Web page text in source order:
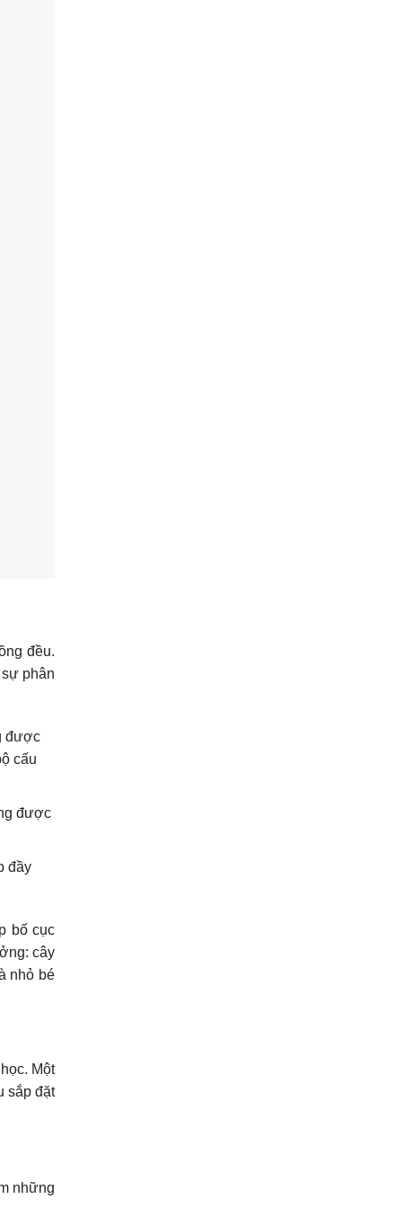
đều.
phân
được
cấu
được
đầy
bố cục
cây
nhỏ bé
Một
sắp đặt
những